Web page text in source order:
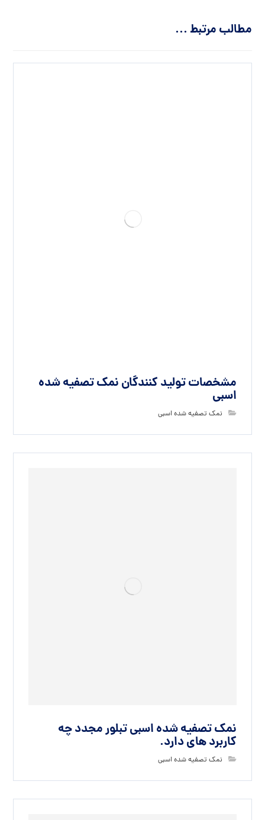
مطالب مرتبط ...
مشخصات تولید کنندگان نمک تصفیه شده
اسبی
نمک تصفیه شده اسبی
نمک تصفیه شده اسبی تبلور مجدد چه
کاربرد های دارد.
نمک تصفیه شده اسبی